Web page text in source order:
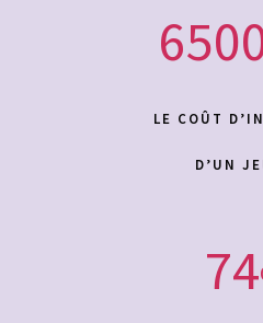
LE COÛT
D’UN
74